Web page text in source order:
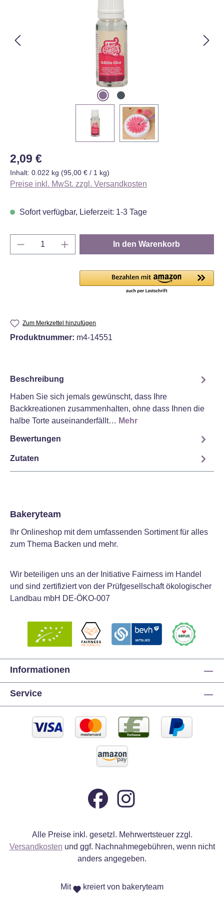
Regulärer Preis:
2,09 €
Inhalt: 0.022 kg (95,00 € / 1 kg)
Preise inkl. MwSt. zzgl. Versandkosten
Sofort verfügbar, Lieferzeit: 1-3 Tage
Produkt Anzahl: Gib den gewünschten
In den Warenkorb
Zum Merkzettel hinzufügen
Produktnummer: m4-14551
Beschreibung
Haben Sie sich jemals gewünscht, dass Ihre
Backkreationen zusammenhalten, ohne dass Ihnen die
halbe Torte auseinanderfällt… Mehr
Bewertungen
Zutaten
Bakeryteam
Ihr Onlineshop mit dem umfassenden Sortiment für alles
zum Thema Backen und mehr.
Wir beteiligen uns an der Initiative Fairness im Handel
und sind zertifiziert von der Prüfgesellschaft ökologischer
Landbau mbH DE-ÖKO-007
Informationen
Service
Alle Preise inkl. gesetzl. Mehrwertsteuer zzgl.
Versandkosten und ggf. Nachnahmegebühren, wenn nicht
anders angegeben.
Mit kreiert von bakeryteam